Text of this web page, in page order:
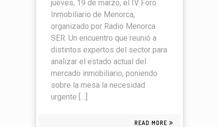
jueves, 19 de marzo, el IV Foro
Inmobiliario de Menorca,
organizado por Radio Menorca
SER. Un encuentro que reunió a
distintos expertos del sector para
analizar el estado actual del
mercado inmobiliario, poniendo
sobre la mesa la necesidad
urgente […]
READ MORE